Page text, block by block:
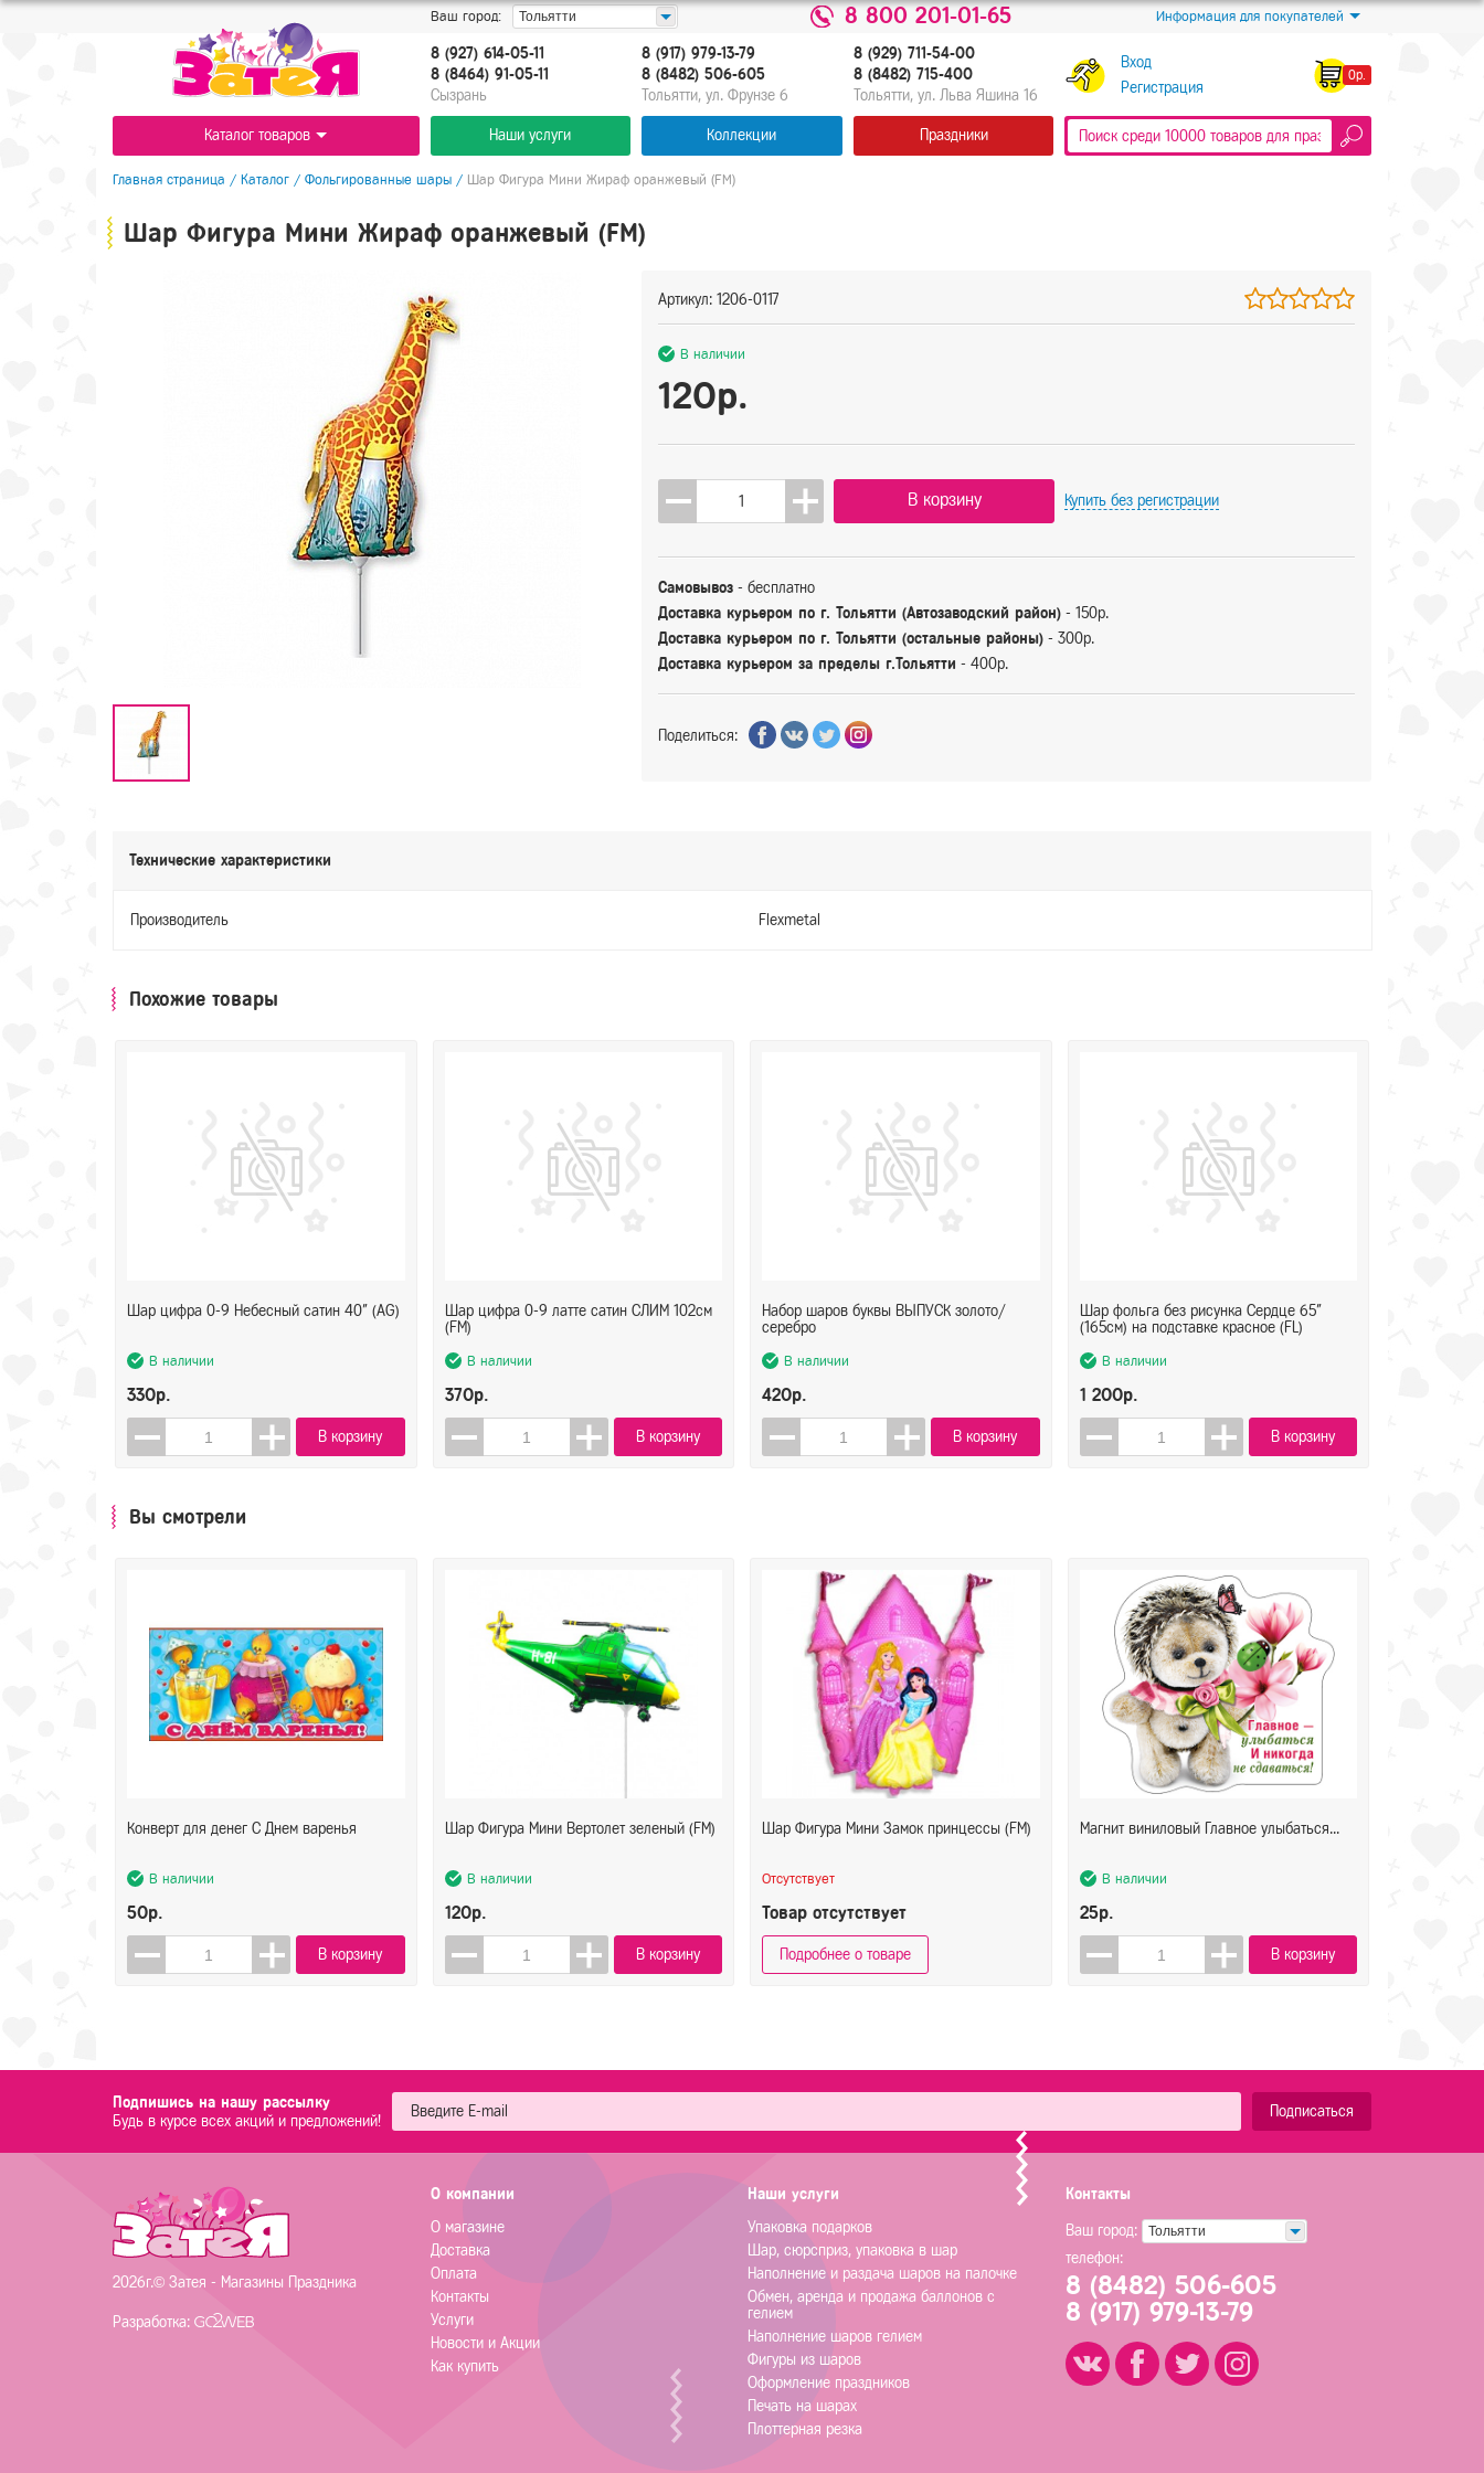
Ваш город: Тольятти 8 800 201-01-65 Информация для покупателей
8 (927) 614-05-11
8 (8464) 91-05-11
Cызрань
8 (917) 979-13-79
8 (8482) 506-605
Тольятти, ул. Фрунзе 6
8 (929) 711-54-00
8 (8482) 715-400
Тольятти, ул. Льва Яшина 16
Вход
Регистрация
0р.
Каталог товаров Наши услуги Коллекции Праздники
Главная страница / Каталог / Фольгированные шары / Шар Фигура Мини Жираф оранжевый (FM)
Шар Фигура Мини Жираф оранжевый (FM)
Артикул: 1206-0117
В наличии
120р.
В корзину Купить без регистрации
Самовывоз - бесплатно
Доставка курьером по г. Тольятти (Автозаводский район) - 150р.
Доставка курьером по г. Тольятти (остальные районы) - 300р.
Доставка курьером за пределы г.Тольятти - 400р.
Поделиться:
Технические характеристики
Производитель Flexmetal
Похожие товары
Шар цифра 0-9 Небесный сатин 40" (AG)
В наличии
330р.
В корзину
Шар цифра 0-9 латте сатин СЛИМ 102см
(FM)
В наличии
370р.
В корзину
Набор шаров буквы ВЫПУСК золото/
серебро
В наличии
420р.
В корзину
Шар фольга без рисунка Сердце 65"
(165см) на подставке красное (FL)
В наличии
1 200р.
В корзину
Вы смотрели
Конверт для денег С Днем варенья
В наличии
50р.
В корзину
Шар Фигура Мини Вертолет зеленый (FM)
В наличии
120р.
В корзину
Шар Фигура Мини Замок принцессы (FM)
Отсутствует
Товар отсутствует
Подробнее о товаре
Магнит виниловый Главное улыбаться...
В наличии
25р.
В корзину
Подпишись на нашу рассылку
Будь в курсе всех акций и предложений!
Подписаться
Контакты
Ваш город: Тольятти
телефон:
8 (8482) 506-605
8 (917) 979-13-79
О компании
О магазине
Доставка
Оплата
Контакты
Услуги
Новости и Акции
Как купить
Наши услуги
Упаковка подарков
Шар, сюрсприз, упаковка в шар
Наполнение и раздача шаров на палочке
Обмен, аренда и продажа баллонов с
гелием
Наполнение шаров гелием
Фигуры из шаров
Оформление праздников
Печать на шарах
Плоттерная резка
2026г.© Затея - Магазины Праздника
Разработка: